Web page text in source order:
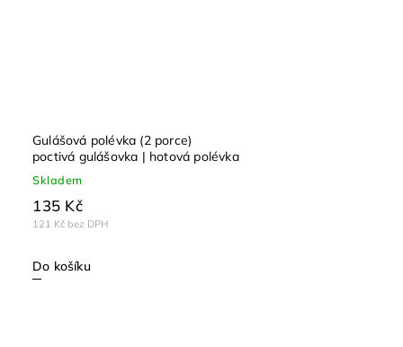
Gulášová polévka (2 porce)
poctivá gulášovka | hotová polévka
Skladem
121 Kč bez DPH
135 Kč
Do košíku